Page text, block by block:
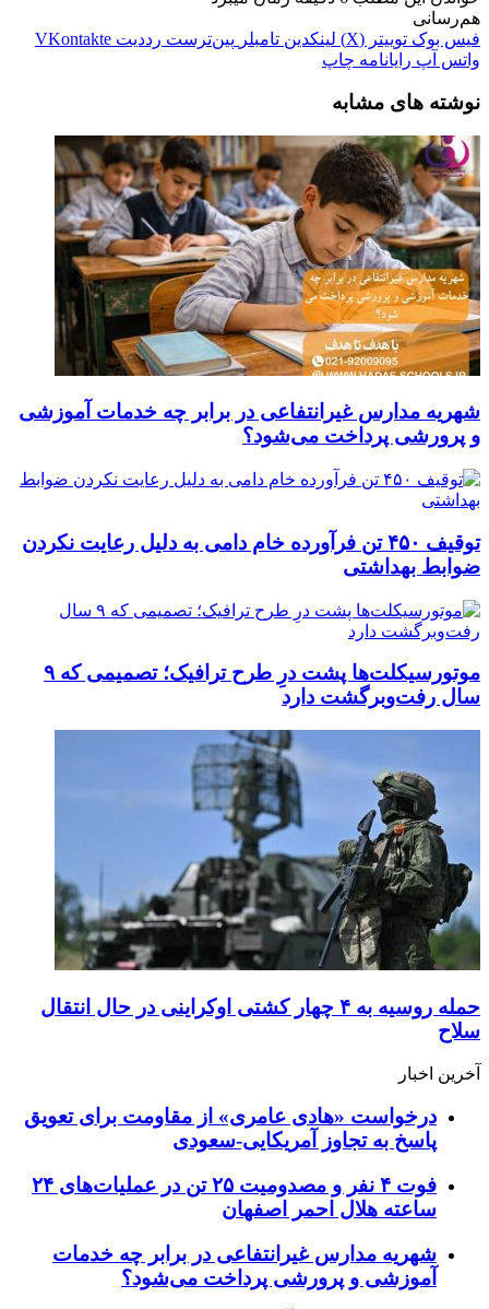
هم‌رسانی
فیس بوک توییتر (X) لینکدین ‫تامبلر ‫پین‌ترست ‫رددیت ‫VKontakte
واتس آپ رایانامه چاپ
نوشته های مشابه
شهریه مدارس غیرانتفاعی در برابر چه خدمات آموزشی
و پرورشی پرداخت می‌شود؟
توقیف ۴۵۰ تن فرآورده خام دامی به دلیل رعایت نکردن
ضوابط بهداشتی
موتورسیکلت‌ها پشت درِ طرح ترافیک؛ تصمیمی که ۹
سال رفت‌وبرگشت دارد
حمله روسیه به ۴ چهار کشتی اوکراینی در حال انتقال
سلاح
آخرین اخبار
درخواست «هادی عامری» از مقاومت برای تعویق
پاسخ به تجاوز آمریکایی-سعودی
فوت ۴ نفر و مصدومیت ۲۵ تن در عملیات‌های ۲۴
ساعته هلال احمر اصفهان
شهریه مدارس غیرانتفاعی در برابر چه خدمات
آموزشی و پرورشی پرداخت می‌شود؟